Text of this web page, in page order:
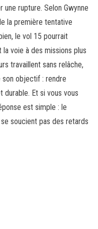
une rupture. Selon Gwynne
la première tentative
le vol 15 pourrait
la voie à des missions plus
travaillent sans relâche,
objectif : rendre
durable. Et si vous vous
est simple : le
soucient pas des retards